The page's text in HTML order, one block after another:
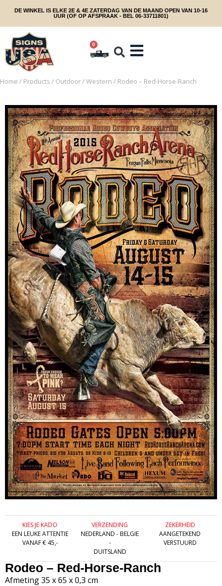
DE WINKEL IS ELKE 2E & 4E ZATERDAG VAN DE MAAND OPEN VAN 10-16
UUR (OF OP AFSPRAAK - BEL 06-33711801)
0
Home / Products / Outdoor/Western / Rodeo – Red-Horse-Ranch
KIES JE KADO
EEN LEUKE ATTENTIE
VANAF € 45,-
VERZENDING
NEDERLAND - BELGIE
-
DUITSLAND
ZEKERHEID
AANGETEKEND
VERSTUURD
Rodeo – Red-Horse-Ranch
Afmeting 35 x 65 x 0,3 cm